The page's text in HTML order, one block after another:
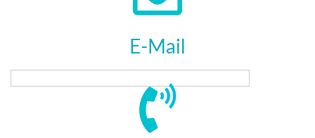
E-Mail